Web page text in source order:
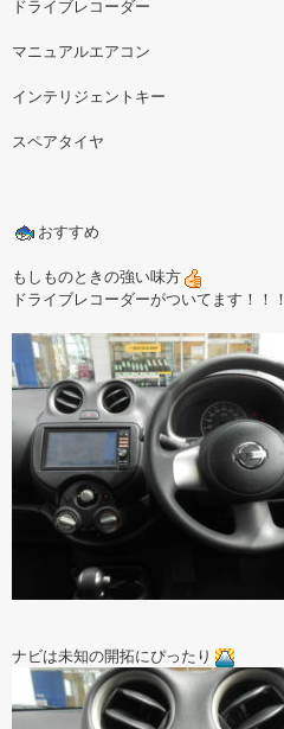
ドライブレコーダー
マニュアルエアコン
インテリジェントキー
スペアタイヤ
おすすめ
もしものときの強い味方
ドライブレコーダーがついてます！！！
ナビは未知の開拓にぴったり